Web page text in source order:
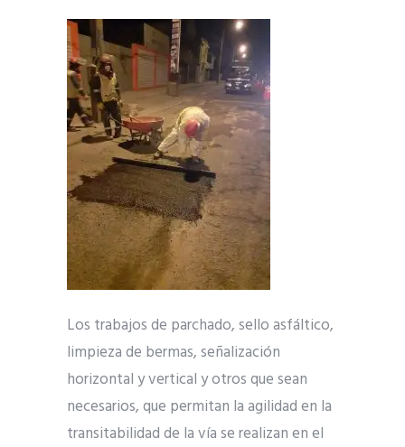
Los trabajos de parchado, sello asfáltico,
limpieza de bermas, señalización
horizontal y vertical y otros que sean
necesarios, que permitan la agilidad en la
transitabilidad de la vía se realizan en el